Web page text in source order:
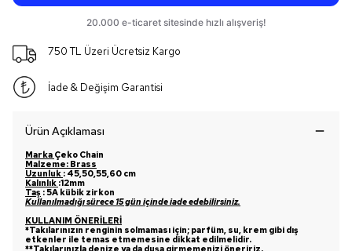
750 TL Üzeri Ücretsiz Kargo
İade & Değişim Garantisi
Ürün Açıklaması
Marka Çeko Chain
Malzeme: Brass
Uzunluk : 45,50,55,60 cm
Kalınlık :12mm
Taş :5A kübik zirkon
Kullanılmadığı sürece 15 gün içinde iade edebilirsiniz.
KULLANIM ÖNERİLERİ
*Takılarınızın renginin solmaması için; parfüm, su, krem gibi dış
etkenler ile temas etmemesine dikkat edilmelidir.
**Takılarınızla denize ya da duşa girmemenizi öneririz.